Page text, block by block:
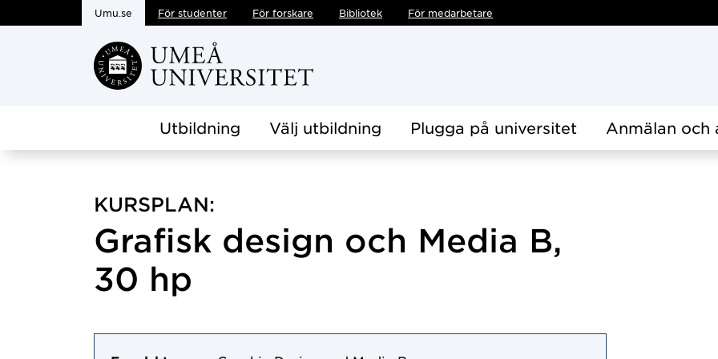
Hoppa direkt till innehållet
Umu.se För studenter För forskare Bibliotek För medarbetare
Utbildning Välj utbildning Plugga på universitet Anmälan och
KURSPLAN:
Grafisk design och Media B,
30 hp